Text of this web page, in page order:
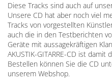
Diese Tracks sind auch auf
Unsere CD hat aber noch viel
Tracks von vorgestellten
auch die in den Testberichten
Geräte mit aussagekräftigen
AKUSTIK-GITARRE-CD ist
Bestellen können Sie die CD
unserem Webshop.